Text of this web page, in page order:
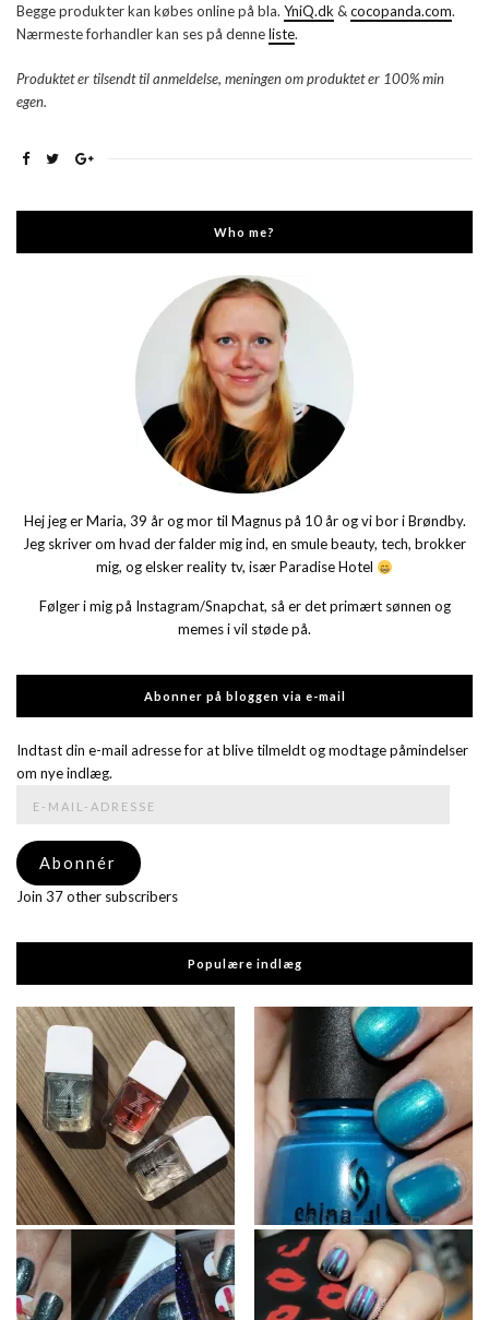
Begge produkter kan købes online på bla. YniQ.dk&cocopanda.com.
Nærmeste forhandler kan ses på denneliste.
Produktet er tilsendt til anmeldelse, meningen om produktet er 100% min
egen.
Who me?
Hej jeg er Maria, 39 år og mor til Magnus på 10 år og vi bor i Brøndby.
Jeg skriver om hvad der falder mig ind, en smule beauty, tech, brokker
mig, og elsker reality tv, især Paradise Hotel
Følger i mig på Instagram/Snapchat, så er det primært sønnen og
memes i vil støde på.
Abonner på bloggen via e-mail
Indtast din e-mail adresse for at blive tilmeldt og modtage påmindelser
om nye indlæg.
adresse
Abonnér
Join 37 other subscribers
Populære indlæg